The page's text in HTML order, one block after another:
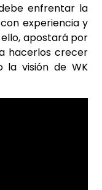
enfrentar la
experiencia y
apostará por
hacerlos crecer
la visión de WK